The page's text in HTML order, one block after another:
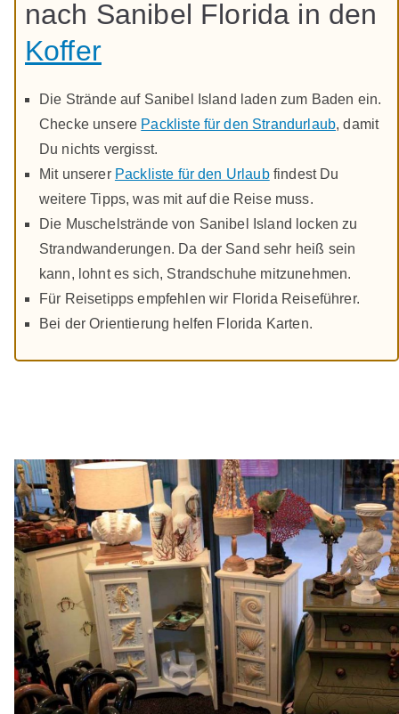
nach Sanibel Florida in den
Koffer
Die Strände auf Sanibel Island laden zum Baden ein.
Checke unsere Packliste für den Strandurlaub, damit
Du nichts vergisst.
Mit unserer Packliste für den Urlaubfindest Du
weitere Tipps, was mit auf die Reise muss.
Die Muschelstrände von Sanibel Island locken zu
Strandwanderungen. Da der Sand sehr heiß sein
kann, lohnt es sich, Strandschuhe mitzunehmen.
Für Reisetipps empfehlen wir Florida Reiseführer.
Bei der Orientierung helfen Florida Karten.